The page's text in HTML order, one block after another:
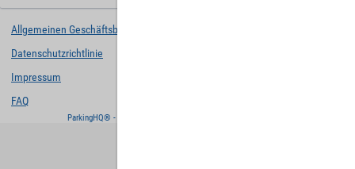
Allgemeinen Geschäftsbedingungen
Datenschutzrichtlinie
Impressum
FAQ
ParkingHQ® - eine Lösung von